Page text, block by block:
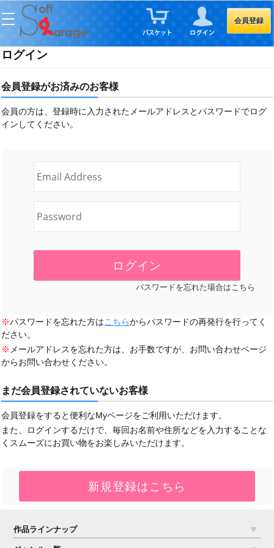
会員登録
ログイン
会員登録がお済みのお客様
会員の方は、登録時に入力されたメールアドレスとパスワードでログ
インしてください。
パスワードを忘れた場合はこちら
※パスワードを忘れた方はこちらからパスワードの再発行を行ってく
ださい。
※ メールアドレスを忘れた方は、お手数ですが、お問い合わせページ
からお問い合わせください。
まだ会員登録されていないお客様
会員登録をすると便利なMyページをご利用いただけます。
また、ログインするだけで、毎回お名前や住所などを入力することな
くスムーズにお買い物をお楽しみいただけます。
作品ラインナップ